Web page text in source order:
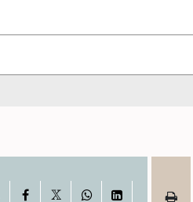
Facebook WhatsAppLinkedIn